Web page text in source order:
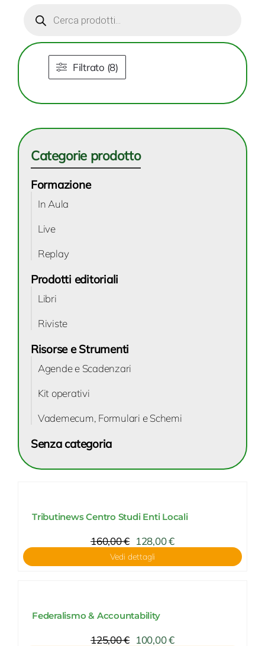
search
Filtrato (8)
Categorie prodotto
Formazione
In Aula
Live
Replay
Prodotti editoriali
Libri
Riviste
Risorse e Strumenti
Agende e Scadenzari
Kit operativi
Vademecum, Formulari e Schemi
Senza categoria
Tributinews Centro Studi Enti Locali
160,00€ 128,00€
Vedi dettagli
Federalismo & Accountability
125,00€ 100,00€